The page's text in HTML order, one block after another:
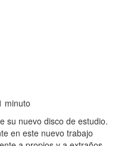
minuto
su nuevo disco de estudio.
en este nuevo trabajo